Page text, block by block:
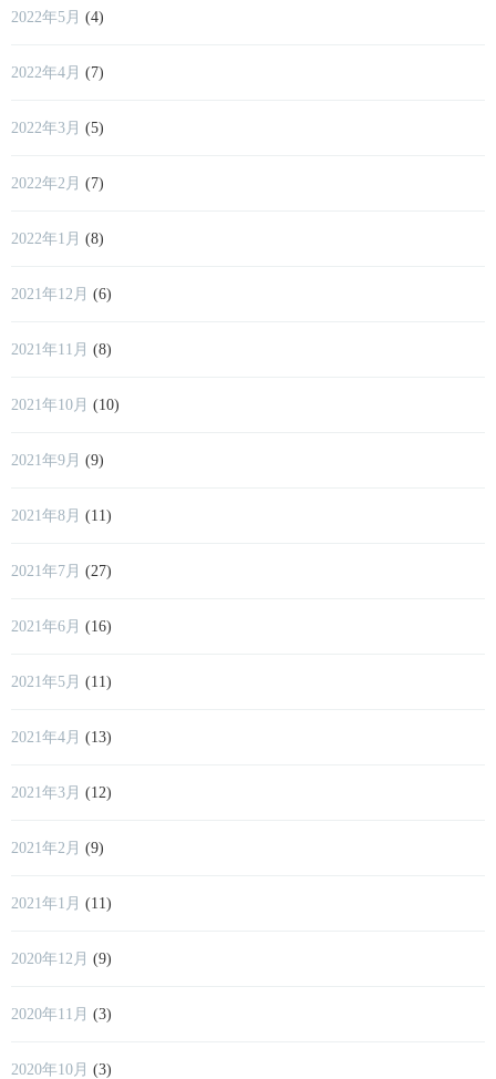
2022年5月 (4)
2022年4月 (7)
2022年3月 (5)
2022年2月 (7)
2022年1月 (8)
2021年12月 (6)
2021年11月 (8)
2021年10月 (10)
2021年9月 (9)
2021年8月 (11)
2021年7月 (27)
2021年6月 (16)
2021年5月 (11)
2021年4月 (13)
2021年3月 (12)
2021年2月 (9)
2021年1月 (11)
2020年12月 (9)
2020年11月 (3)
2020年10月 (3)